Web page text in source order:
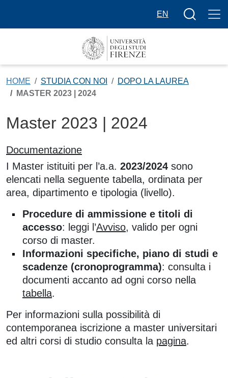
EN
Bottone
HOME STUDIA CON NOI
DOPO LA LAUREA
MASTER 2023 | 2024
Master 2023 | 2024
Contenuto
Documentazione
I Master istituiti per l’a.a. 2023/2024 sono
elencati nella seguente tabella, ordinata per
area, dipartimento e tipologia (livello).
Procedure di ammissione e titoli di
accesso: leggi l’Avviso, valido per ogni
corso di master.
Informazioni specifiche, piano di studi e
scadenze (cronoprogramma): consulta i
documenti accanto ad ogni corso nella
tabella.
Per informazioni sulla possibilità di
contemporanea iscrizione a master universitari
ed altri corsi di studio consulta la pagina.